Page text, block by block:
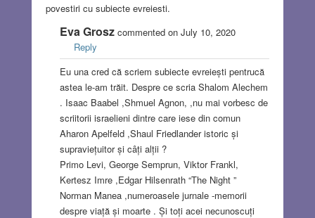
povestiri cu subiecte evreiesti.
Eva Groszcommented on July 10, 2020
Reply
Eu una cred că scriem subiecte evreiești pentrucă
astea le-am trăit. Despre ce scria Shalom Alechem
. Isaac Baabel ,Shmuel Agnon, ,nu mai vorbesc de
scriitorii israelieni dintre care iese din comun
Aharon Apelfeld ,Shaul Friedlander istoric și
supraviețuitor și câți alții ?
Primo Levi, George Semprun, Viktor Frankl,
Kertesz Imre ,Edgar Hilsenrath “The Night ”
Norman Manea ,numeroasele jurnale -memorii
despre viață și moarte . Și toți acei necunoscuți